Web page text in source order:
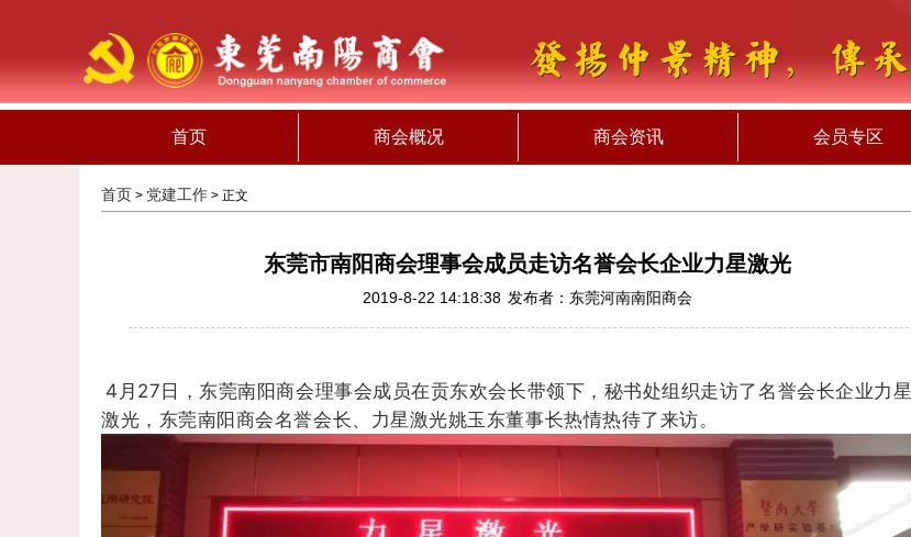
首页 商会概况 商会资讯 会员专区
首页 > 党建工作 > 正文
东莞市南阳商会理事会成员走访名誉会长企业力星激光
2019-8-22 14:18:38 发布者： 东莞河南南阳商会
4月27日，东莞南阳商会理事会成员在贡东欢会长带领下，秘书处组织走访了名誉会长企业力星
激光，东莞南阳商会名誉会长、力星激光姚玉东董事长热情热待了来访。